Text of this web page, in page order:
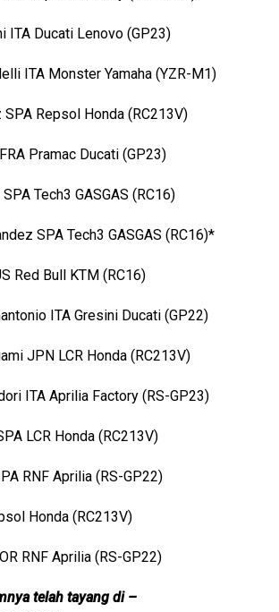
ITA Ducati Lenovo (GP23)
ITA Monster Yamaha (YZR-M1)
Repsol Honda (RC213V)
Pramac Ducati (GP23)
Tech3 GASGAS (RC16)
SPA Tech3 GASGAS (RC16)*
Red Bull KTM (RC16)
ITA Gresini Ducati (GP22)
JPN LCR Honda (RC213V)
ITA Aprilia Factory (RS-GP23)
LCR Honda (RC213V)
RNF Aprilia (RS-GP22)
Honda (RC213V)
RNF Aprilia (RS-GP22)
telah tayang di –